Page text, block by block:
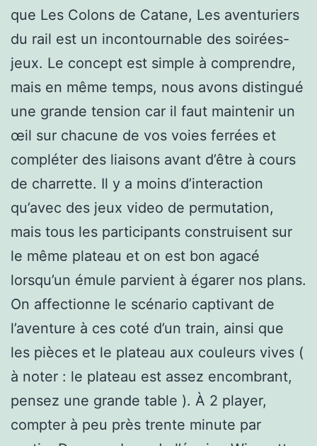
que Les Colons de Catane, Les aventuriers
du rail est un incontournable des soirées-
jeux. Le concept est simple à comprendre,
mais en même temps, nous avons distingué
une grande tension car il faut maintenir un
œil sur chacune de vos voies ferrées et
compléter des liaisons avant d’être à cours
de charrette. Il y a moins d’interaction
qu’avec des jeux video de permutation,
mais tous les participants construisent sur
le même plateau et on est bon agacé
lorsqu’un émule parvient à égarer nos plans.
On affectionne le scénario captivant de
l’aventure à ces coté d’un train, ainsi que
les pièces et le plateau aux couleurs vives (
à noter : le plateau est assez encombrant,
pensez une grande table ). À 2 player,
compter à peu près trente minute par